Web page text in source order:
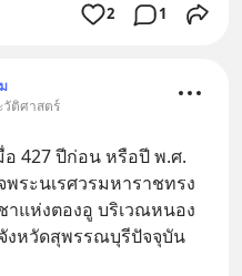
2 1
วัติศาสตร์
427 ปีก่อน หรือปี พ.ศ.
ระนเรศวรมหาราชทรง
แห่งตองอู บริเวณหนอง
งหวัดสุพรรณบุรีปัจจุบัน